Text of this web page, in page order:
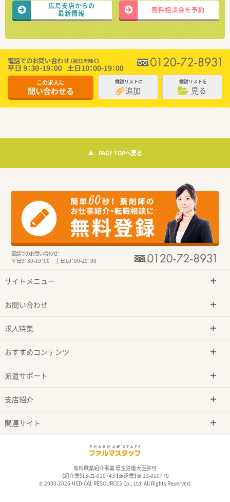
広島支店からの
最新情報
無料相談会を予約
この求人に
問い合わせる
検討リストに
追加
検討リストを
見る
PAGE TOPへ戻る
電話でのお問い合わせ：
平日9：30-19：00 土日10：00-19：00
サイトメニュー
お問い合わせ
求人特集
おすすめコンテンツ
派遣サポート
支店紹介
関連サイト
有料職業紹介事業 厚生労働大臣許可
【紹介業】13-ユ-010743 【派遣業】派 13-010770
© 2000-2026 MEDICAL RESOURCES Co., Ltd. All Rights Reserved.